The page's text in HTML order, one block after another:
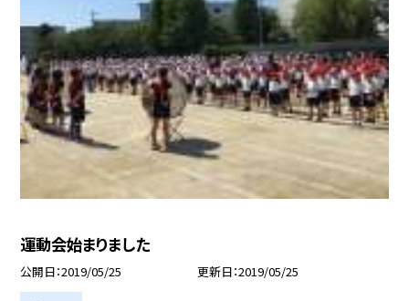
運動会始まりました
公開日 2019/05/25 更新日 2019/05/25